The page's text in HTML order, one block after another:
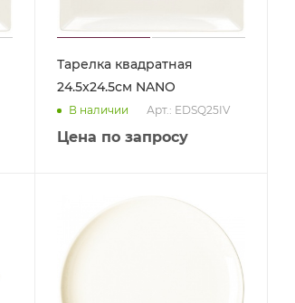
Тарелка квадратная
24.5x24.5см NANO
В наличии Арт.: EDSQ25IV
Цена по запросу